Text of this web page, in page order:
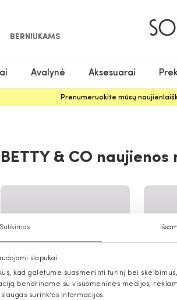
Sutikimas
slapukai
kad galėtume suasmeninti turinį bei
bendriname su visuomeninės medijos,
surinktos informacijos.
BERNIUKAMS
Avalynė Aksesuarai
Prenumeruokite mūsų
BETTY & CO